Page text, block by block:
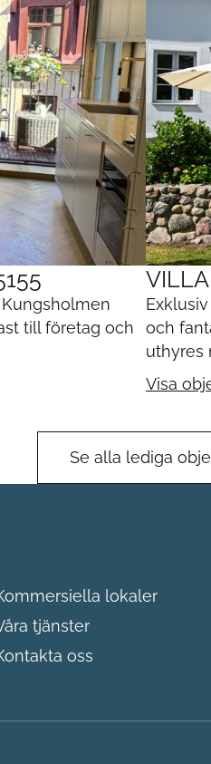
till företag och
och
uthyres
Visa
Se alla lediga
lokaler
tjänster
oss